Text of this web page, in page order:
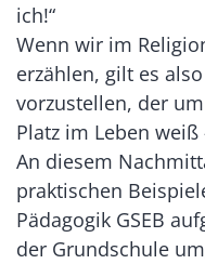
ich!“
Wenn wir im
erzählen, gilt es
vorzustellen, der
Platz im Leben
An diesem
praktischen
Pädagogik GSEB
der Grundschule